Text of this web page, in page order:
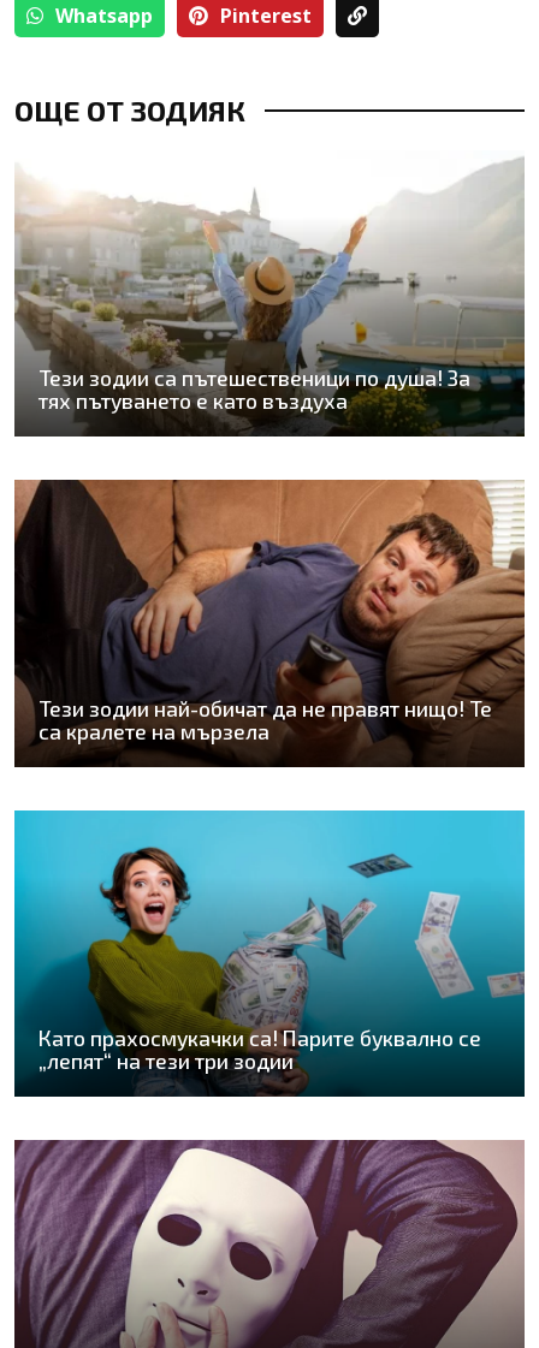
Whatsapp Pinterest
ОЩЕ ОТ ЗОДИЯК
Тези зодии са пътешественици по душа! За
тях пътуването е като въздуха
Тези зодии най-обичат да не правят нищо! Те
са кралете на мързела
Като прахосмукачки са! Парите буквално се
„лепят“ на тези три зодии